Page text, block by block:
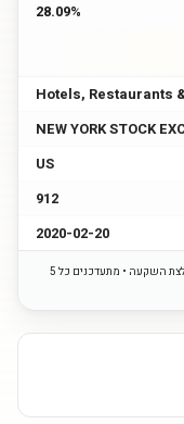
28.09%
Hotels, Restaurants
NEW YORK STOCK
US
912
2020-02-20
הנתונים מבוססים על מקורות ציבוריים ואינם מהווים המלצת השקעה • מתעדכנים כל 5